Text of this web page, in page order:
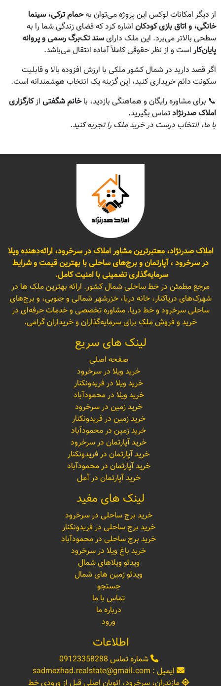
از دیگر امکانات لوکس این پروژه می‌توان بهحمام ترکی، سینما
خانگی، و اتاق بازی کودکان اشاره کرد که فضای زندگی شما را به
سطحی بالاتر می‌برد. این ملک دارایسند تک‌برگ رسمی و پروانه
پایان‌کار است و از نظر حقوقی کاملاً آماده انتقال می‌باشد.
اگر قصد دارید در شمال کشور ملکی با ارزش افزوده بالا و قابلیت
سکونت دائم خریداری کنید، این گزینه یک انتخاب هوشمندانه است.
📞 برای مشاوره رایگان و هماهنگی بازدید، باخانم شگفتی ازکارگزاری
املاک صدرنژادتماس بگیرید.
با ما، انتخاب درست در خرید ملک را تجربه کنید.
املاک صدرنژاد، معتبرترین مشاور املاک در سرخرود، ارائه‌دهنده ویلا
در سرخرود ، آپارتمان و برج‌های ساحلی با بهترین قیمت و شرایط
سرمایه‌گذاری تضمینی با امنیت کامل.
مرجع مطمئن در خط ساحلی شمال کشور. ارائه بهترین ملک ها در
شهرک‌های دریاکنار، خانه دریا، خزرشهر شمالی و جنوبی، و برج‌های
ساحلی سرخرود و خط دریا. مشاوره تخصصی و خدمات حرفه‌ای در
خرید و فروش ملک برای سرمایه‌گذاران و خریداران گرامی.
لینک های سریع
صفحه اصلی
خرید ویلا در سرخرود
خرید ویلا در فریدونکنار
خرید ویلا در محمودآباد
خرید زمین در سرخرود
خرید زمین در فریدونکنار
خرید زمین در محمودآباد
خرید آپارتمان در سرخرود
خرید آپارتمان در فریدونکنار
خرید آپارتمان در محمودآباد
خرید آپارتمان در آمل
لینک های مفید
خرید برج ساحلی در سرخرود
خرید برج ساحلی در فریدونکنار
خرید برج ساحلی در محمودآباد
خرید باغ ویلا در سرخرود
ویدئو ویلاهای شمال
ویدئو زمین های شمال
جستجو
تماس با ما
درباره ما
ورود
اطلاعات
شماره تماس 09123358288
ایمیل : sadrnezhad.realstate@gmail.com
مازندران، سرخرود، اتوبان اصلی قبل از ورودی خط